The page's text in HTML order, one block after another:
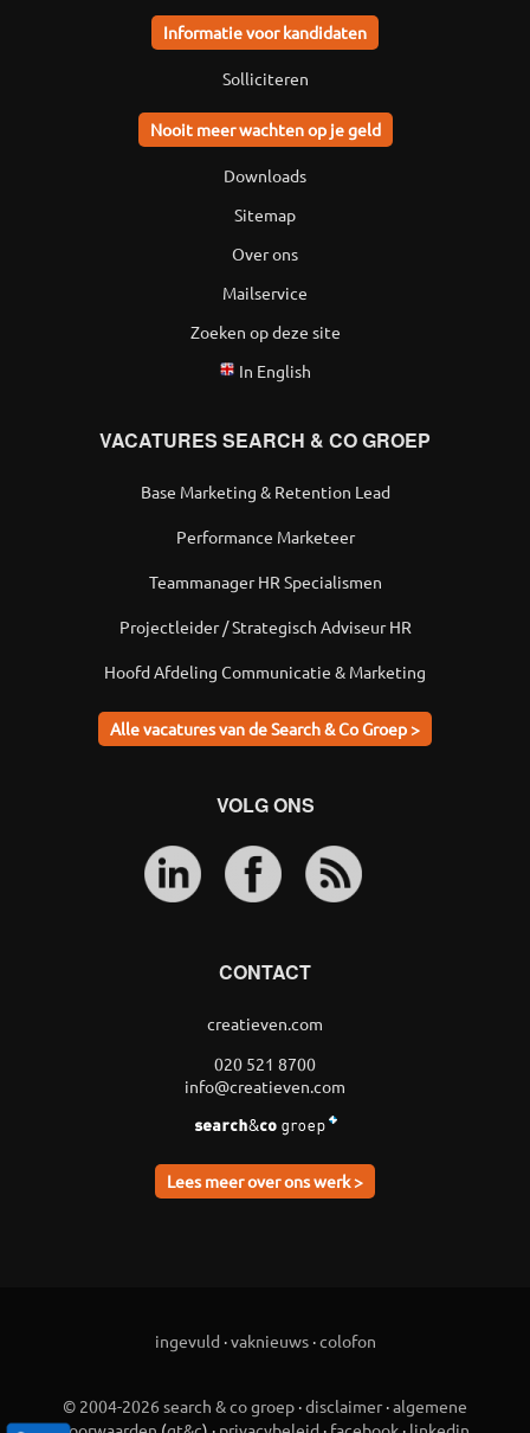
Informatie voor kandidaten
Solliciteren
Nooit meer wachten op je geld
Downloads
Sitemap
Over ons
Mailservice
Zoeken op deze site
In English
VACATURES SEARCH & CO GROEP
Base Marketing & Retention Lead
Performance Marketeer
Teammanager HR Specialismen
Projectleider / Strategisch Adviseur HR
Hoofd Afdeling Communicatie & Marketing
Alle vacatures van de Search & Co Groep >
VOLG ONS
CONTACT
creatieven.com
020 521 8700
info@creatieven.com
Lees meer over ons werk >
ingevuld ·vaknieuws·colofon
© 2004-2026 search & co groep ·disclaimer ·algemene